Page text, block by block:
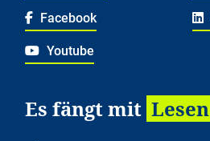
Facebook
Youtube
Es fängt mit Lesen